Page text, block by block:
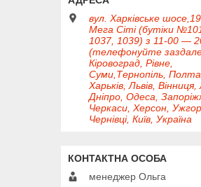
вул. Харківське
Мега Сіті (бутіки
1037, 1039) з 11-00 —
(телефонуйте
Кіровоград, Рівне,
Суми,Тернопіль,
Харьків, Львів, Вінниця,
Дніпро, Одеса,
Черкаси, Херсон,
Чернівці, Київ, Україна
менеджер Ольга